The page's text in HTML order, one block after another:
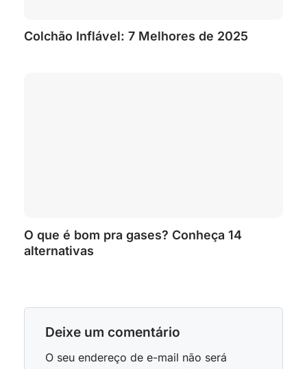
Colchão Inflável: 7 Melhores de 2025
O que é bom pra gases? Conheça 14
alternativas
Deixe um comentário
O seu endereço de e-mail não será